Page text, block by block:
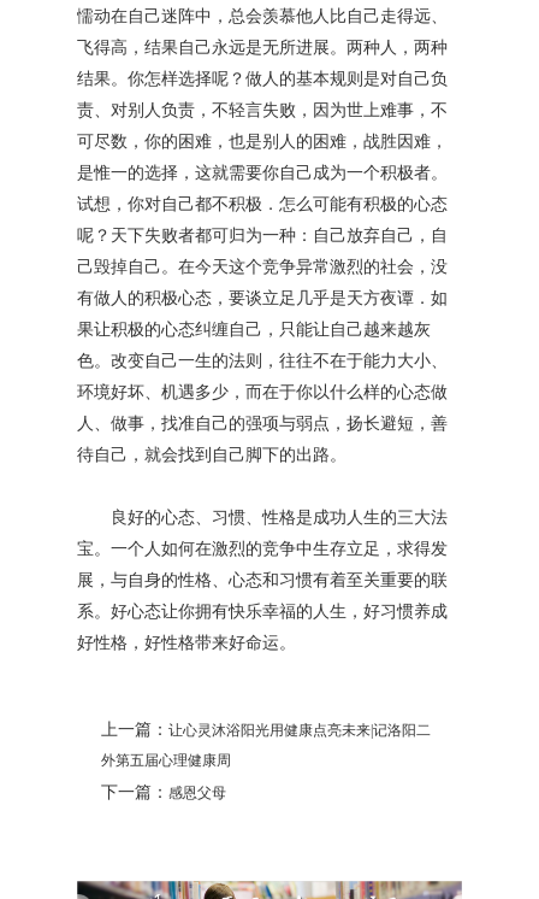
懦动在自己迷阵中，总会羡慕他人比自己走得远、
飞得高，结果自己永远是无所进展。两种人，两种
结果。你怎样选择呢？做人的基本规则是对自己负
责、对别人负责，不轻言失败，因为世上难事，不
可尽数，你的困难，也是别人的困难，战胜因难，
是惟一的选择，这就需要你自己成为一个积极者。
试想，你对自己都不积极．怎么可能有积极的心态
呢？天下失败者都可归为一种：自己放弃自己，自
己毁掉自己。在今天这个竞争异常激烈的社会，没
有做人的积极心态，要谈立足几乎是天方夜谭．如
果让积极的心态纠缠自己，只能让自己越来越灰
色。改变自己一生的法则，往往不在于能力大小、
环境好坏、机遇多少，而在于你以什么样的心态做
人、做事，找准自己的强项与弱点，扬长避短，善
待自己，就会找到自己脚下的出路。
良好的心态、习惯、性格是成功人生的三大法
宝。一个人如何在激烈的竞争中生存立足，求得发
展，与自身的性格、心态和习惯有着至关重要的联
系。好心态让你拥有快乐幸福的人生，好习惯养成
好性格，好性格带来好命运。
上一篇： 让心灵沐浴阳光用健康点亮未来|记洛阳二
外第五届心理健康周
下一篇： 感恩父母